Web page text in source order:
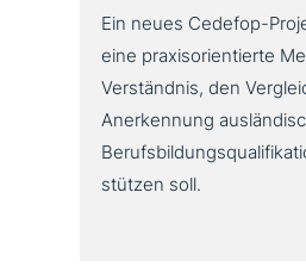
Ein neues Cedefop-
eine pra­xis­ori­en­tier­te
Verständnis, den
Anerkennung
stüt­zen soll.